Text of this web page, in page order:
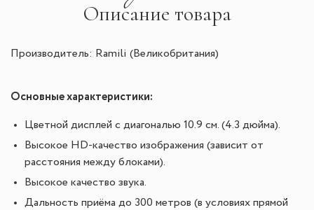
Описание товара
Производитель: Ramili (Великобритания)
Основные характеристики:
Цветной дисплей с диагональю 10.9 см. (4.3 дюйма).
Высокое HD-качество изображения (зависит от
расстояния между блоками).
Высокое качество звука.
Дальность приёма до 300 метров (в условиях прямой